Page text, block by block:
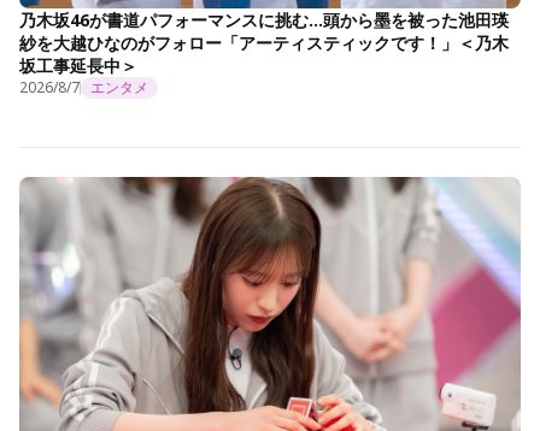
乃木坂46が書道パフォーマンスに挑む…頭から墨を被った池田瑛
紗を大越ひなのがフォロー「アーティスティックです！」＜乃木
坂工事延長中＞
2026/8/7 エンタメ